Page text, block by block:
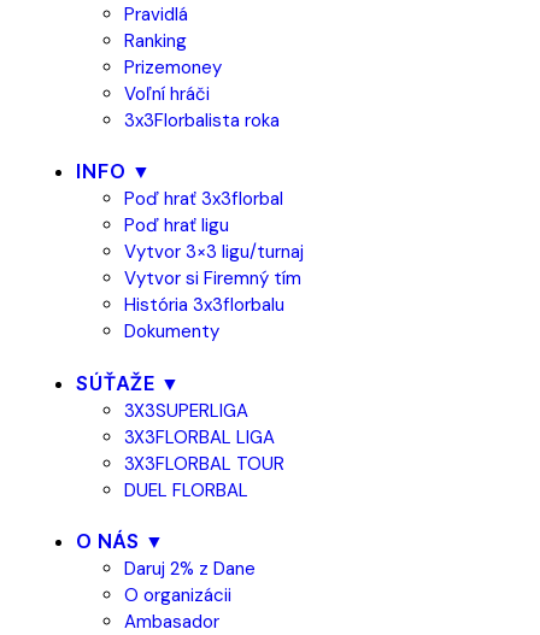
Pravidlá
Ranking
Prizemoney
Voľní hráči
3x3Florbalista roka
INFO ▼
Poď hrať 3x3florbal
Poď hrať ligu
Vytvor 3×3 ligu/turnaj
Vytvor si Firemný tím
História 3x3florbalu
Dokumenty
SÚŤAŽE ▼
3X3SUPERLIGA
3X3FLORBAL LIGA
3X3FLORBAL TOUR
DUEL FLORBAL
O NÁS ▼
Daruj 2% z Dane
O organizácii
Ambasador